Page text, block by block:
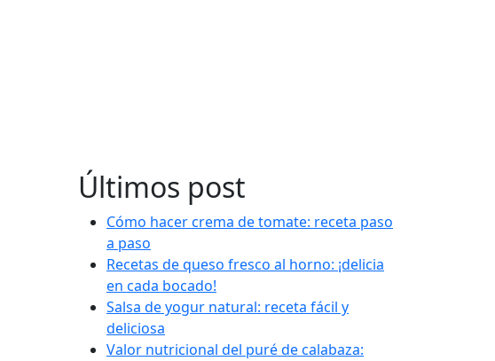
Últimos post
Cómo hacer crema de tomate: receta paso
a paso
Recetas de queso fresco al horno: ¡delicia
en cada bocado!
Salsa de yogur natural: receta fácil y
deliciosa
Valor nutricional del puré de calabaza: